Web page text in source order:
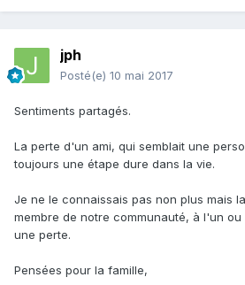
jph
Posté(e) 10 mai 2017
Sentiments partagés.
La perte d'un ami, qui semblait une
toujours une étape dure dans la vie.
Je ne le connaissais pas non plus mais
membre de notre communauté, à l'un
une perte.
Pensées pour la famille,